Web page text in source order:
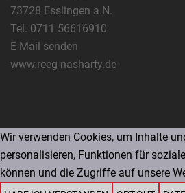
73728 Esslingen a.N.
Tel. 0711 56616910
E-Mail senden
www.reeg-nasharty.de
Wir verwenden Cookies, um Inhalte
personalisieren, Funktionen für
können und die Zugriffe auf unsere